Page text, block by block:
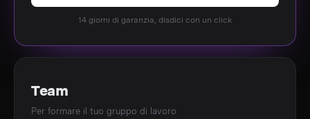
14 giorni di garanzia, disdici con un click
Team
Per formare il tuo gruppo di lavoro